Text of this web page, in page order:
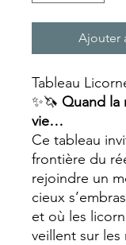
Ajouter
Tableau
✨🦄 Quand la
vie…
Ce tableau
frontière du
rejoindre un
cieux
et où les
veillent sur les